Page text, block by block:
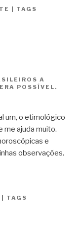
TAGS
A
POSSÍVEL.
um, o etimológico
me ajuda muito.
e
observações.
| TAGS